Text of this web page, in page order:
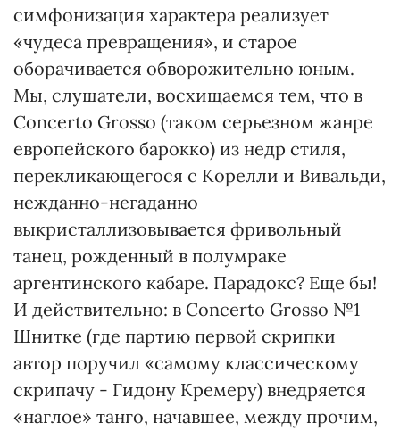
симфонизация характера реализует
«чудеса превращения», и старое
оборачивается обворожительно юным.
Мы, слушатели, восхищаемся тем, что в
Concerto Grosso (таком серьезном жанре
европейского барокко) из недр стиля,
перекликающегося с Корелли и Вивальди,
нежданно-негаданно
выкристаллизовывается фривольный
танец, рожденный в полумраке
аргентинского кабаре. Парадокс? Еще бы!
И действительно: в Concerto Grosso №1
Шнитке (где партию первой скрипки
автор поручил «самому классическому
скрипачу - Гидону Кремеру) внедряется
«наглое» танго, начавшее, между прочим,